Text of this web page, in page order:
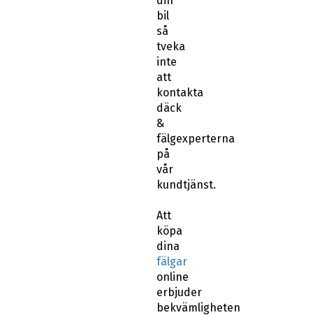
bil
så
tveka
inte
att
kontakta
däck
&
fälgexperterna
på
vår
kundtjänst.
Att
köpa
dina
fälgar
online
erbjuder
bekvämligheten